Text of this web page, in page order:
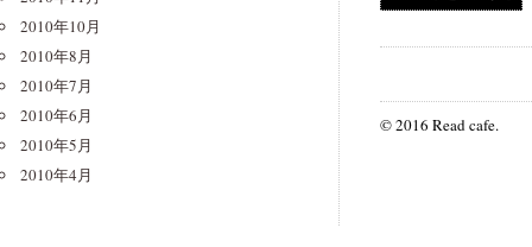
2010年10月
2010年8月
2010年7月
2010年6月
2010年5月
2010年4月
© 2016 Read cafe.